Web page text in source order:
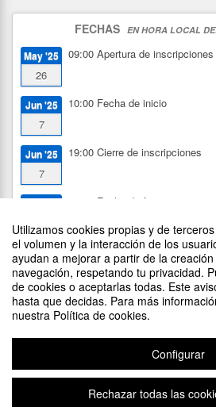
Utilizamos cookies propias y de
el volumen y la interacción de los
ayudan a mejorar a partir de la
navegación, respetando tu privacidad.
de cookies o aceptarlas todas. Este
hasta que decidas. Para más
nuestra Política de cookies.
Configurar
Rechazar todas las
FECHAS EN HORA LOCAL
May '25
26
09:00 Apertura de inscripciones
Jun '25
7
10:00 Fecha de inicio
Jun '25
7
19:00 Cierre de inscripciones
Jun '25 Fecha de fin
DIFUNDE TU EVENTO PONIENDO
EN TU SITIO